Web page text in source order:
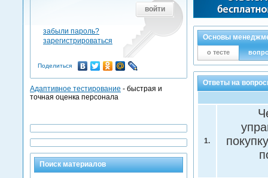
Основы
о тесте
Ответы на
1.
войти
забыли пароль?
зарегистрироваться
Поделиться
Адаптивное тестирование - быстрая и
точная оценка персонала
Поиск материалов